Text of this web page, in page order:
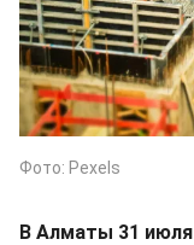
Фото: Pexels
В Алматы 31 июля